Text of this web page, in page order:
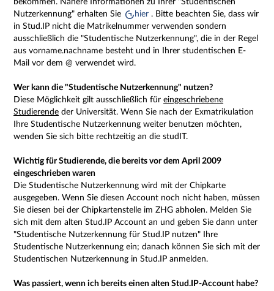
bekommen. Nähere Informationen zu Ihrer "Studentischen
Nutzerkennung" erhalten Sie
hier . Bitte beachten Sie, dass wir
in Stud.IP nicht die Matrikelnummer verwenden sondern
ausschließlich die "Studentische Nutzerkennung", die in der Regel
aus vorname.nachname besteht und in Ihrer studentischen E-
Mail vor dem @ verwendet wird.
Wer kann die "Studentische Nutzerkennung" nutzen?
Diese Möglichkeit gilt ausschließlich füreingeschriebene
Studierende der Universität. Wenn Sie nach der Exmatrikulation
Ihre Studentische Nutzerkennung weiter benutzen möchten,
wenden Sie sich bitte rechtzeitig an die studIT.
Wichtig für Studierende, die bereits vor dem April 2009
eingeschrieben waren
Die Studentische Nutzerkennung wird mit der Chipkarte
ausgegeben. Wenn Sie diesen Account noch nicht haben, müssen
Sie diesen bei der Chipkartenstelle im ZHG abholen. Melden Sie
sich mit dem alten Stud.IP Account an und geben Sie dann unter
"Studentische Nutzerkennung für Stud.IP nutzen" Ihre
Studentische Nutzerkennung ein; danach können Sie sich mit der
Studentischen Nutzerkennung in Stud.IP anmelden.
Was passiert, wenn ich bereits einen alten Stud.IP-Account habe?